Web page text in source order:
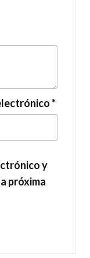
*
y
próxima